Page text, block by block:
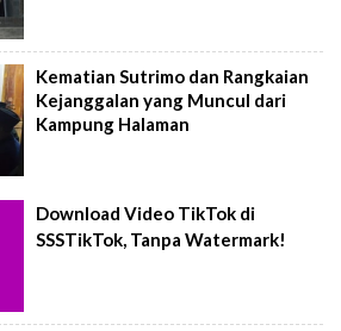
Kematian Sutrimo dan Rangkaian
Kejanggalan yang Muncul dari
Kampung Halaman
Download Video TikTok di
SSSTikTok, Tanpa Watermark!